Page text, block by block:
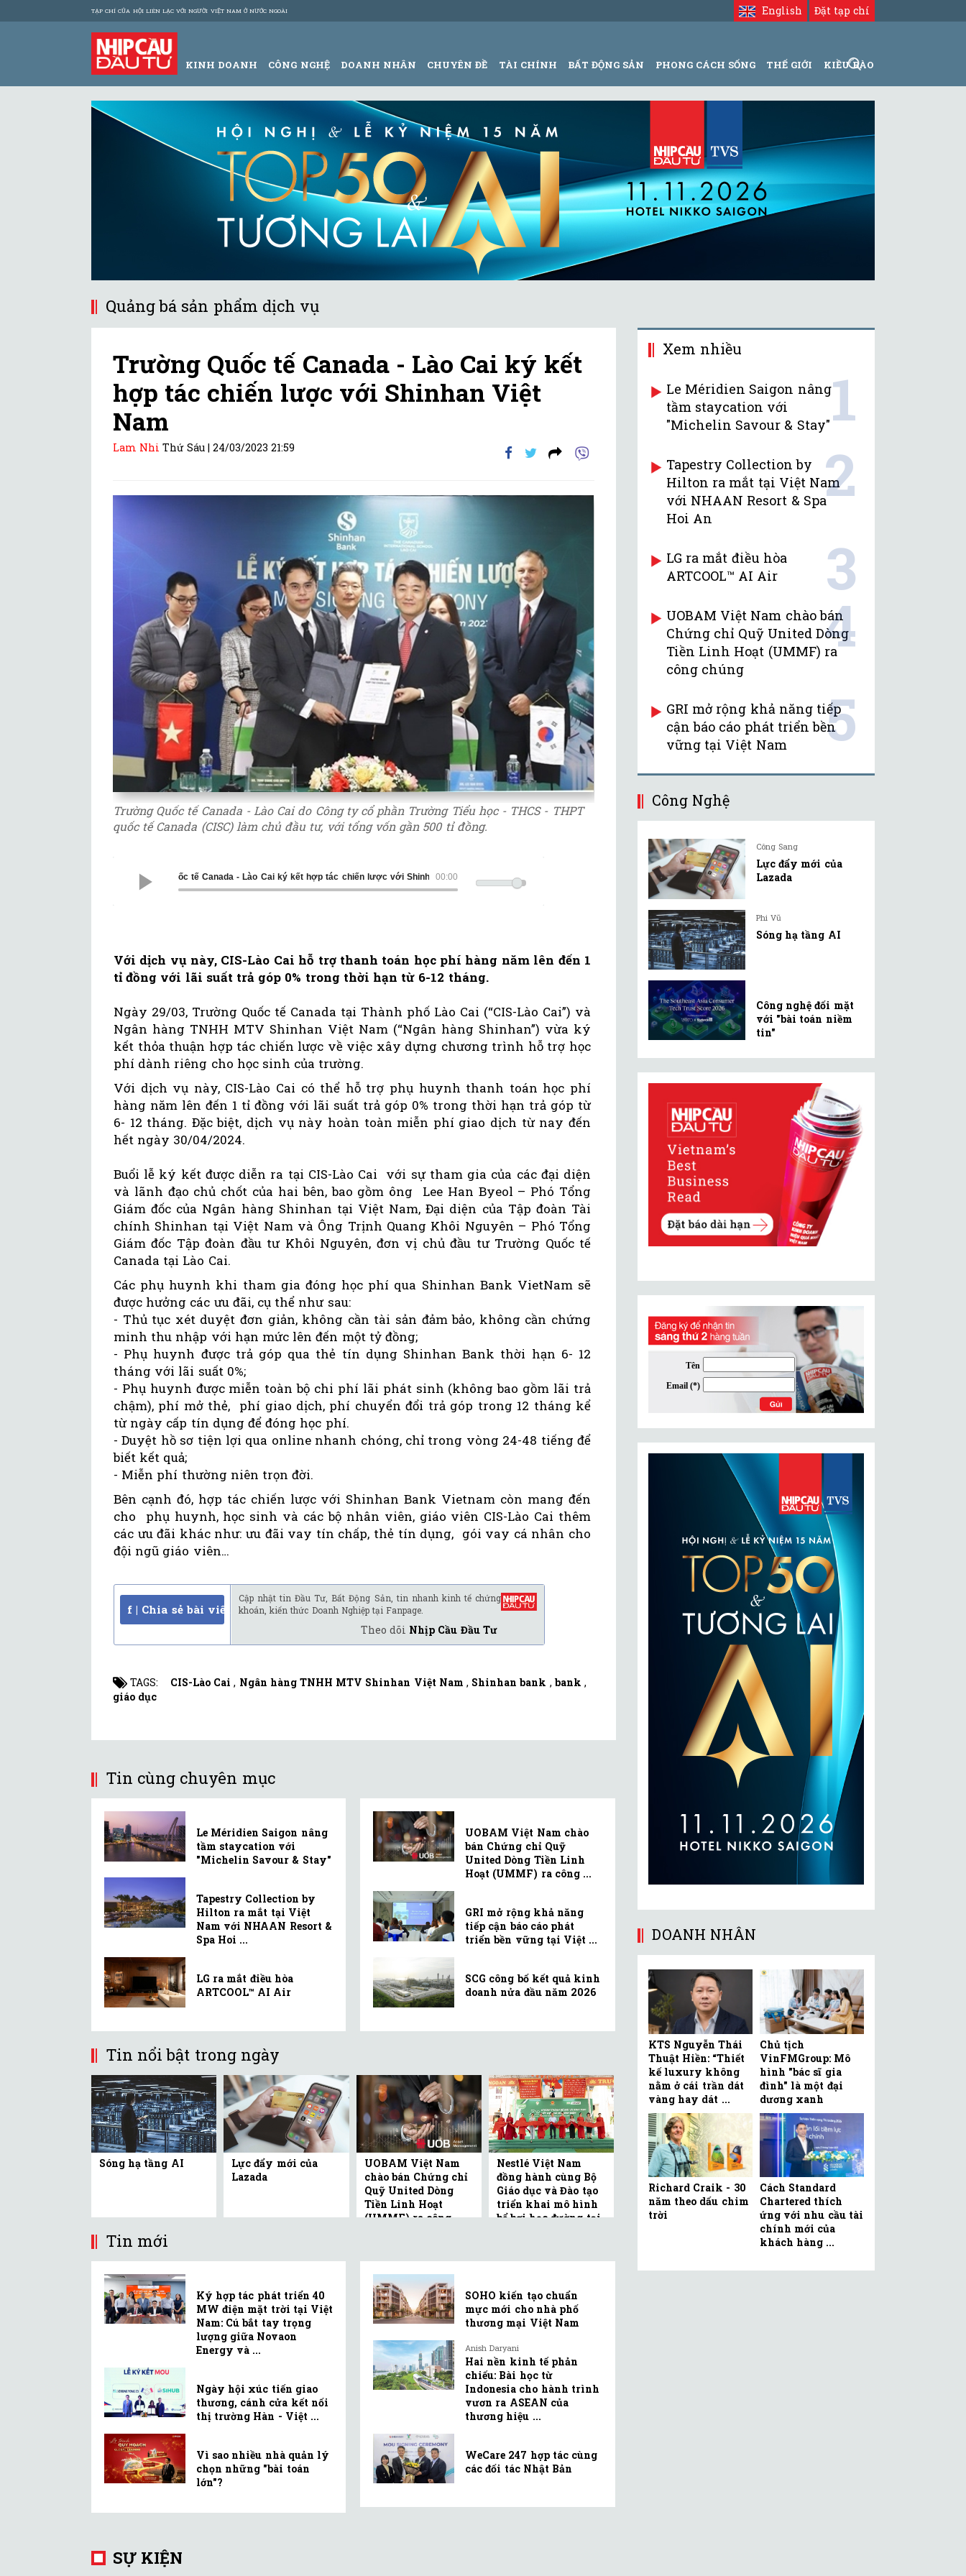
TẠP CHÍ CỦA HỘI LIÊN LẠC VỚI NGƯỜI VIỆT NAM Ở NƯỚC NGOÀI Đặt tạp chí
English
KINH DOANH CÔNG NGHỆ DOANH NHÂN CHUYÊN ĐỀ TÀI CHÍNH BẤT ĐỘNG SẢN PHONG CÁCH SỐNG THẾ GIỚI KIỀU BÀO
Quảng bá sản phẩm dịch vụ
Trường Quốc tế Canada - Lào Cai ký kết
hợp tác chiến lược với Shinhan Việt
Nam
Lam Nhi Thứ Sáu |24/03/2023 21:59
Trường Quốc tế Canada - Lào Cai do Công ty cổ phần Trường Tiểu học - THCS - THPT
quốc tế Canada (CISC) làm chủ đầu tư, với tổng vốn gần 500 tỉ đồng.
00:00
Trường Quốc tế Canada - Lào Cai ký kết hợp tác chiến lược với Shinhan Việt Nam
Với dịch vụ này, CIS-Lào Cai hỗ trợ thanh toán học phí hàng năm lên đến 1
tỉ đồng với lãi suất trả góp 0% trong thời hạn từ 6-12 tháng.
Ngày 29/03, Trường Quốc tế Canada tại Thành phố Lào Cai (“CIS-Lào Cai”) và
Ngân hàng TNHH MTV Shinhan Việt Nam (“Ngân hàng Shinhan”) vừa ký
kết thỏa thuận hợp tác chiến lược về việc xây dựng chương trình hỗ trợ học
phí dành riêng cho học sinh của trường.
Với dịch vụ này, CIS-Lào Cai có thể hỗ trợ phụ huynh thanh toán học phí
hàng năm lên đến 1 tỉ đồng với lãi suất trả góp 0% trong thời hạn trả góp từ
6- 12 tháng. Đặc biệt, dịch vụ này hoàn toàn miễn phí giao dịch từ nay đến
hết ngày 30/04/2024.
Buổi lễ ký kết được diễn ra tại CIS-Lào Cai với sự tham gia của các đại diện
và lãnh đạo chủ chốt của hai bên, bao gồm ông Lee Han Byeol – Phó Tổng
Giám đốc của Ngân hàng Shinhan tại Việt Nam, Đại diện của Tập đoàn Tài
chính Shinhan tại Việt Nam và Ông Trịnh Quang Khôi Nguyên – Phó Tổng
Giám đốc Tập đoàn đầu tư Khôi Nguyên, đơn vị chủ đầu tư Trường Quốc tế
Canada tại Lào Cai.
Các phụ huynh khi tham gia đóng học phí qua Shinhan Bank VietNam sẽ
được hưởng các ưu đãi, cụ thể như sau:
- Thủ tục xét duyệt đơn giản, không cần tài sản đảm bảo, không cần chứng
minh thu nhập với hạn mức lên đến một tỷ đồng;
- Phụ huynh được trả góp qua thẻ tín dụng Shinhan Bank thời hạn 6- 12
tháng với lãi suất 0%;
- Phụ huynh được miễn toàn bộ chi phí lãi phát sinh (không bao gồm lãi trả
chậm), phí mở thẻ, phí giao dịch, phí chuyển đổi trả góp trong 12 tháng kể
từ ngày cấp tín dụng để đóng học phí.
- Duyệt hồ sơ tiện lợi qua online nhanh chóng, chỉ trong vòng 24-48 tiếng để
biết kết quả;
- Miễn phí thường niên trọn đời.
Bên cạnh đó, hợp tác chiến lược với Shinhan Bank Vietnam còn mang đến
cho phụ huynh, học sinh và các bộ nhân viên, giáo viên CIS-Lào Cai thêm
các ưu đãi khác như: ưu đãi vay tín chấp, thẻ tín dụng, gói vay cá nhân cho
đội ngũ giáo viên…
f | Chia sẻ bài viết
Cập nhật tin Đầu Tư, Bất Động Sản, tin nhanh kinh tế chứng
khoán, kiến thức Doanh Nghiệp tại Fanpage.
Theo dõi Nhịp Cầu Đầu Tư
TAGS: CIS-Lào Cai , Ngân hàng TNHH MTV Shinhan Việt Nam , Shinhan bank , bank ,
giáo dục
Tin cùng chuyên mục
Le Méridien Saigon nâng
tầm staycation với
"Michelin Savour & Stay"
Tapestry Collection by
Hilton ra mắt tại Việt
Nam với NHAAN Resort &
Spa Hoi ...
LG ra mắt điều hòa
ARTCOOL™ AI Air
UOBAM Việt Nam chào
bán Chứng chỉ Quỹ
United Dòng Tiền Linh
Hoạt (UMMF) ra công ...
GRI mở rộng khả năng
tiếp cận báo cáo phát
triển bền vững tại Việt ...
SCG công bố kết quả kinh
doanh nửa đầu năm 2026
Tin nổi bật trong ngày
Sóng hạ tầng AI
Lực đẩy mới của
Lazada
UOBAM Việt Nam
chào bán Chứng chỉ
Quỹ United Dòng
Tiền Linh Hoạt
(UMMF) ra công ...
Nestlé Việt Nam
đồng hành cùng Bộ
Giáo dục và Đào tạo
triển khai mô hình
bể bơi học đường tại
Tin mới
Ký hợp tác phát triển 40
MW điện mặt trời tại Việt
Nam: Cú bắt tay trọng
lượng giữa Novaon
Energy và ...
Ngày hội xúc tiến giao
thương, cánh cửa kết nối
thị trường Hàn - Việt ...
Vì sao nhiều nhà quản lý
chọn những "bài toán
lớn"?
SOHO kiến tạo chuẩn
mực mới cho nhà phố
thương mại Việt Nam
Anish Daryani
Hai nền kinh tế phản
chiếu: Bài học từ
Indonesia cho hành trình
vươn ra ASEAN của
thương hiệu ...
WeCare 247 hợp tác cùng
các đối tác Nhật Bản
Xem nhiều
Le Méridien Saigon nâng
tầm staycation với
"Michelin Savour & Stay"1
Tapestry Collection by
Hilton ra mắt tại Việt Nam
với NHAAN Resort & Spa
Hoi An
2
LG ra mắt điều hòa
ARTCOOL™ AI Air
3
UOBAM Việt Nam chào bán
Chứng chỉ Quỹ United Dòng
Tiền Linh Hoạt (UMMF) ra
công chúng
4
GRI mở rộng khả năng tiếp
cận báo cáo phát triển bền
vững tại Việt Nam
5
Công Nghệ
Công Sang
Lực đẩy mới của
Lazada
Phi Vũ
Sóng hạ tầng AI
Công nghệ đối mặt
với "bài toán niềm
tin"
DOANH NHÂN
KTS Nguyễn Thái
Thuật Hiền: “Thiết
kế luxury không
nằm ở cái trần dát
vàng hay dát ...
Chủ tịch
VinFMGroup: Mô
hình "bác sĩ gia
đình" là một đại
dương xanh
Richard Craik - 30
năm theo dấu chim
trời
Cách Standard
Chartered thích
ứng với nhu cầu tài
chính mới của
khách hàng ...
SỰ KIỆN